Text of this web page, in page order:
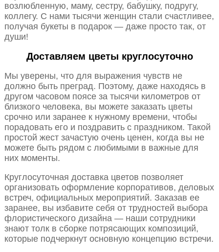
возлюбленную, маму, сестру, бабушку, подругу,
коллегу. С нами тысячи женщин стали счастливее,
получая букеты в подарок — даже просто так, от
души!
Доставляем цветы круглосуточно
Мы уверены, что для выражения чувств не
должно быть преград. Поэтому, даже находясь в
другом часовом поясе за тысячи километров от
близкого человека, вы можете заказать цветы
срочно или заранее к нужному времени, чтобы
порадовать его и поздравить с праздником. Такой
простой жест зачастую очень ценен, когда вы не
можете быть рядом с любимыми в важные для
них моменты.
Круглосуточная доставка цветов позволяет
организовать оформление корпоративов, деловых
встреч, официальных мероприятий. Заказав ее
заранее, вы избавите себя от трудностей выбора
флористического дизайна — наши сотрудники
знают толк в сборке потрясающих композиций,
которые подчеркнут основную концепцию встречи.